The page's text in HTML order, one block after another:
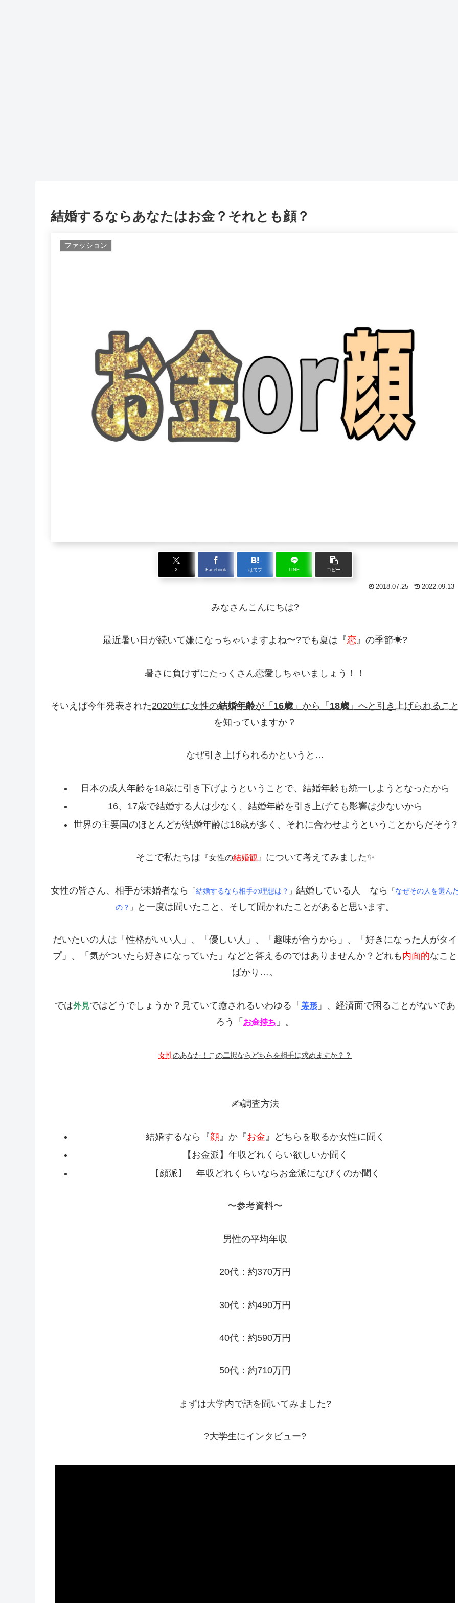
結婚するならあなたはお金？それとも顔？
ファッション
X Facebook はてブ LINE コピー
2018.07.25 2022.09.13
みなさんこんにちは?
最近暑い日が続いて嫌になっちゃいますよね〜?でも夏は『恋』の季節☀?
暑さに負けずにたっくさん恋愛しちゃいましょう！！
そいえば今年発表された2020年に女性の結婚年齢が「 16歳 」から「 18歳 」へと引き上げられるこ
を知っていますか？
なぜ引き上げられるかというと…
日本の成人年齢を18歳に引き下げようということで、結婚年齢も統一しようとなったから
16、17歳で結婚する人は少なく、結婚年齢を引き上げても影響は少ないから
世界の主要国のほとんどが結婚年齢は18歳が多く、それに合わせようということからだそう?
そこで私たちは 『女性の結婚観』 について考えてみました✨
女性の皆さん、相手が未婚者なら 「結婚するなら相手の理想は？ 」 結婚している人 なら 「なぜその人を選ん
の？ 」 と一度は聞いたこと、そして聞かれたことがあると思います。
だいたいの人は「性格がいい人」、「優しい人」、「趣味が合うから」、「好きになった人がタイ
プ」、「気がついたら好きになっていた」などと答えるのではありませんか？どれも内面的なこと
ばかり…。
では外見ではどうでしょうか？見ていて癒されるいわゆる「 美形 」、経済面で困ることがないであ
ろう「 お金持ち 」。
女性のあなた！この二択ならどちらを相手に求めますか？？
✍調査方法
結婚するなら『顔 』か『お金 』どちらを取るか女性に聞く
【お金派】年収どれくらい欲しいか聞く
【顔派】 年収どれくらいならお金派になびくのか聞く
〜参考資料〜
男性の平均年収
20代：約370万円
30代：約490万円
40代：約590万円
50代：約710万円
まずは大学内で話を聞いてみました?
?大学生にインタビュー?